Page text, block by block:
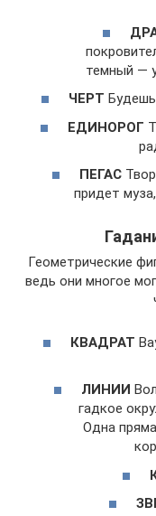
темный —
ЧЕРТ
ЕДИНОРОГ
ПЕГАС
придет
Геометрические
ведь они многое
КВАДРАТ
ЛИНИИ
гадкое
Одна